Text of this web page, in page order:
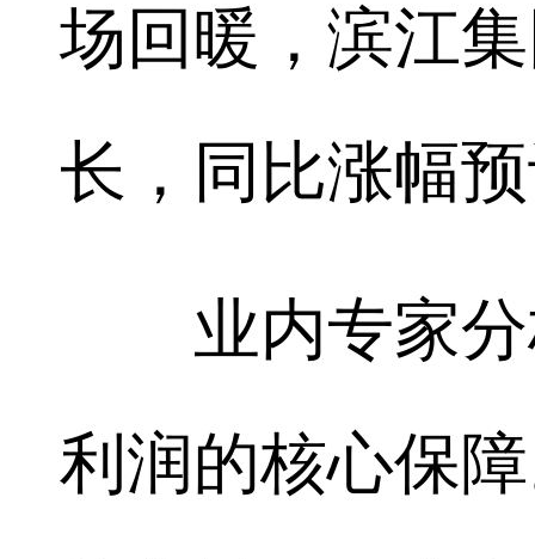
场回暖，滨江
长，同比涨幅
业内专家分
利润的核心保